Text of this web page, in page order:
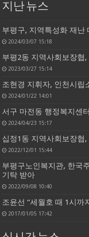
지난 뉴스
부평구, 지역특성화 재난
2024/03/07 15:18
부평2동 지역사회보장협,
2023/03/27 15:14
조현경 지휘자, 인천시립
2024/01/22 14:01
서구 마전동 행정복지센
2024/04/23 15:17
십정1동 지역사회보장협
2022/12/01 15:44
부평구노인복지관, 한국
기탁 받아
2022/09/08 10:40
조윤선 “세월호 때 1시까
2017/01/05 17:42